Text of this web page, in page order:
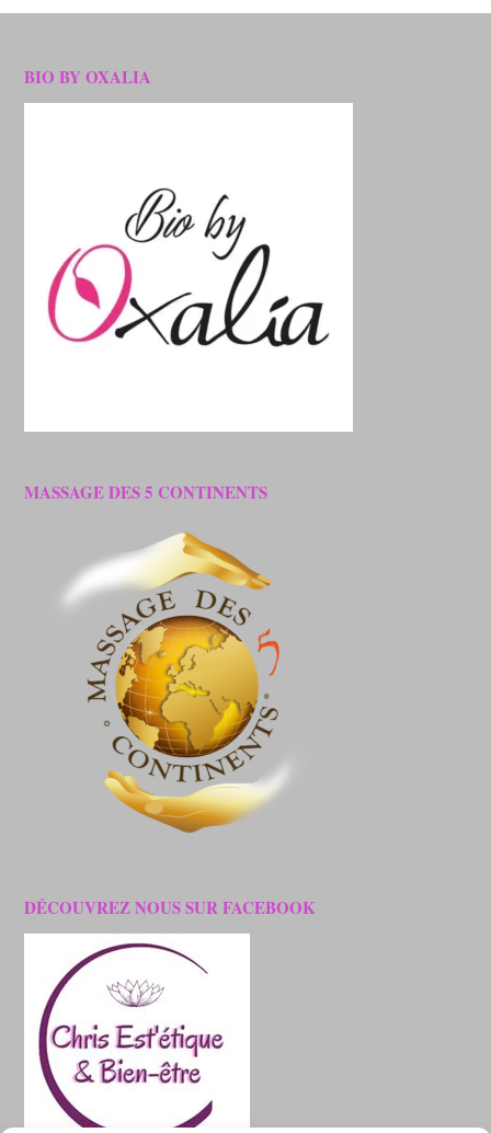
BIO BY OXALIA
MASSAGE DES 5 CONTINENTS
DÉCOUVREZ NOUS SUR FACEBOOK